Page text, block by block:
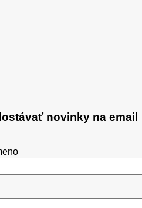
novinky na email